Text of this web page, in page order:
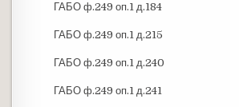
ГАБО ф.249 оп.1 д.184
ГАБО ф.249 оп.1 д.215
ГАБО ф.249 оп.1 д.240
ГАБО ф.249 оп.1 д.241